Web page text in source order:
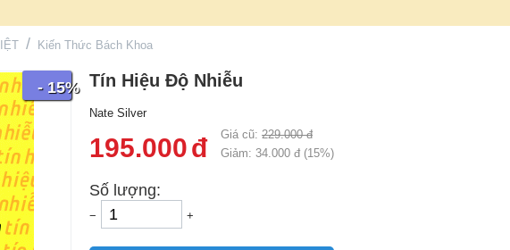
/ Kiến Thức Bách Khoa
- 15% Tín Hiệu Độ Nhiễu
Nate Silver
195.000đ Giá cũ: 229.000 đ
Giảm: 34.000 đ (15%)
Số lượng:
− +